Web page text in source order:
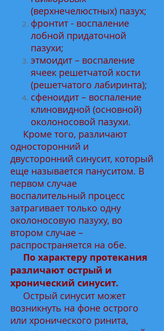
(верхнечелюстных) пазух;
фронтит - воспаление
лобной придаточной
пазухи;
этмоидит – воспаление
ячеек решетчатой кости
(решетчатого лабиринта);
сфеноидит – воспаление
клиновидной (основной)
околоносовой пазухи.
Кроме того, различают
односторонний и
двусторонний синусит, который
еще называется пануситом. В
первом случае
воспалительный процесс
затрагивает только одну
околоносовую пазуху, во
втором случае –
распространяется на обе.
По характеру протекания
различают острый и
хронический синусит.
Острый синусит может
возникнуть на фоне острого
или хронического ринита,